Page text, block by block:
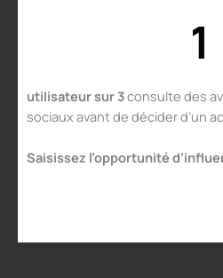
1
utilisateur sur 3consulte des
sociaux avant de décider d’un
Saisissez l’opportunité